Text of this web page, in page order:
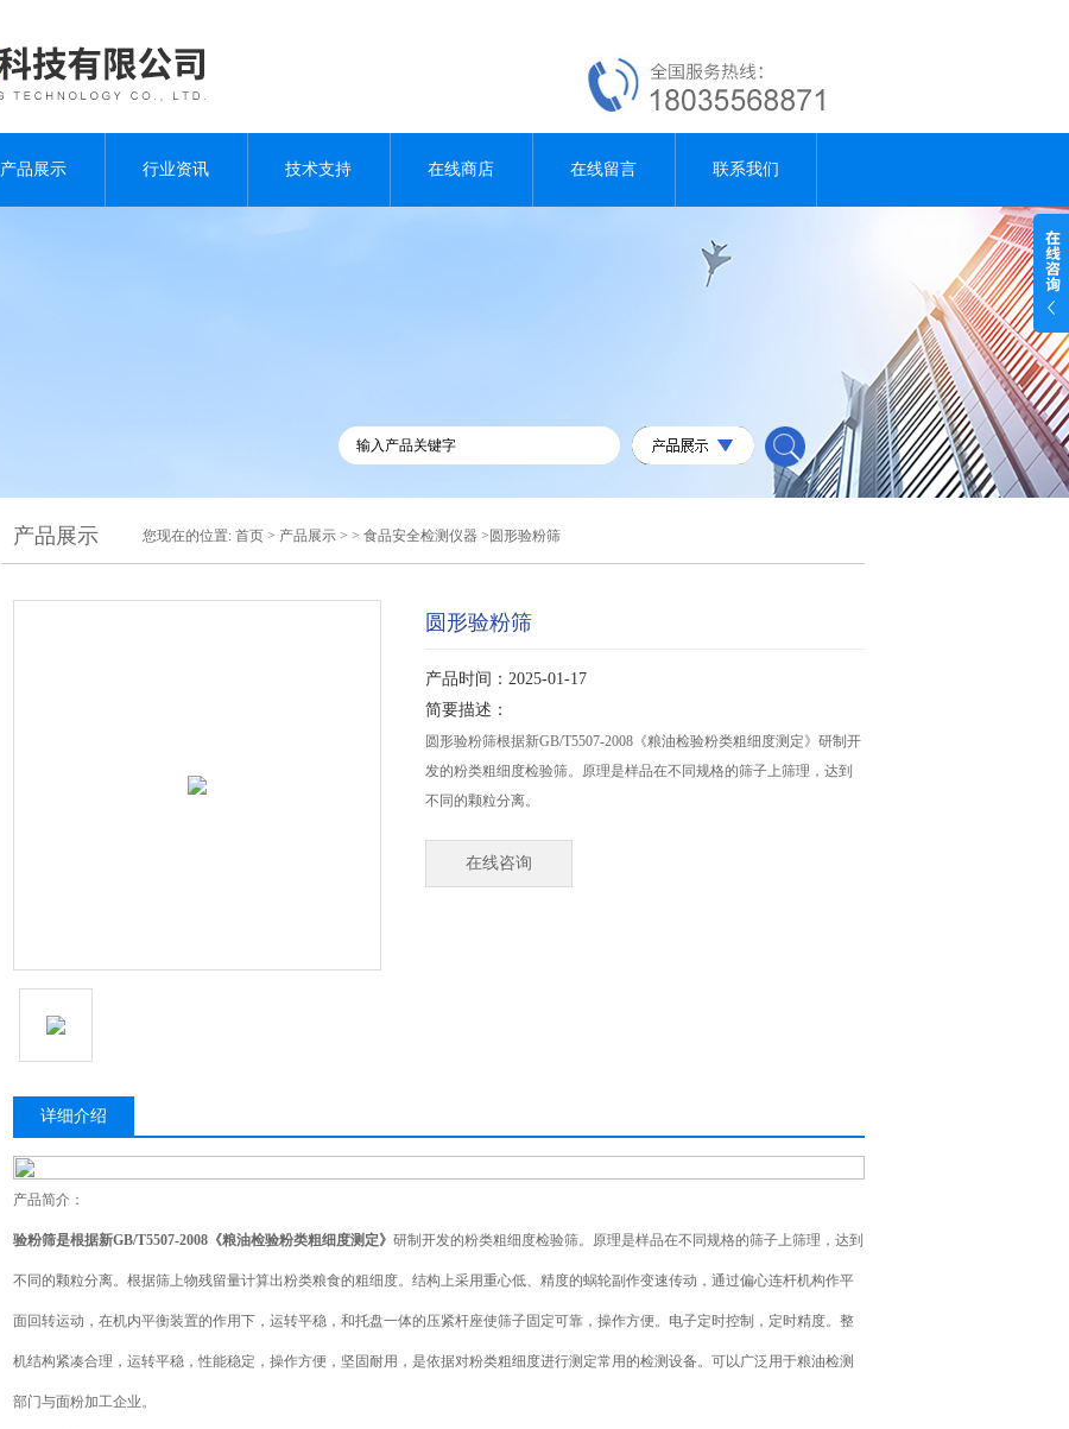
产品展示 行业资讯 技术支持 在线商店 在线留言 联系我们
产品展示 您现在的位置: 首页 > 产品展示 > > 食品安全检测仪器 >圆形验粉筛
圆形验粉筛
产品时间：2025-01-17
简要描述：
圆形验粉筛根据新GB/T5507-2008《粮油检验粉类粗细度测定》研制开
发的粉类粗细度检验筛。原理是样品在不同规格的筛子上筛理，达到
不同的颗粒分离。
在线咨询
详细介绍
产品简介：
验粉筛是根据新GB/T5507-2008《粮油检验粉类粗细度测定》 研制开发的粉类粗细度检验筛。原理是样品在不同规格的筛子上筛理，达到
不同的颗粒分离。根据筛上物残留量计算出粉类粮食的粗细度。结构上采用重心低、精度的蜗轮副作变速传动，通过偏心连杆机构作平
面回转运动，在机内平衡装置的作用下，运转平稳，和托盘一体的压紧杆座使筛子固定可靠，操作方便。电子定时控制，定时精度。整
机结构紧凑合理，运转平稳，性能稳定，操作方便，坚固耐用，是依据对粉类粗细度进行测定常用的检测设备。可以广泛用于粮油检测
部门与面粉加工企业。